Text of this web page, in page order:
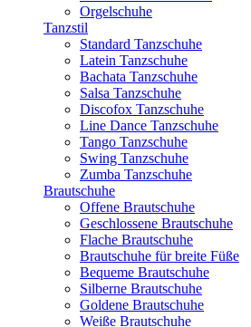
Orgelschuhe
Tanzstil
Standard Tanzschuhe
Latein Tanzschuhe
Bachata Tanzschuhe
Salsa Tanzschuhe
Discofox Tanzschuhe
Line Dance Tanzschuhe
Tango Tanzschuhe
Swing Tanzschuhe
Zumba Tanzschuhe
Brautschuhe
Offene Brautschuhe
Geschlossene Brautschuhe
Flache Brautschuhe
Brautschuhe für breite Füße
Bequeme Brautschuhe
Silberne Brautschuhe
Goldene Brautschuhe
Weiße Brautschuhe